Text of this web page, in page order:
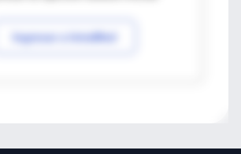
Ingresar a IntraMed